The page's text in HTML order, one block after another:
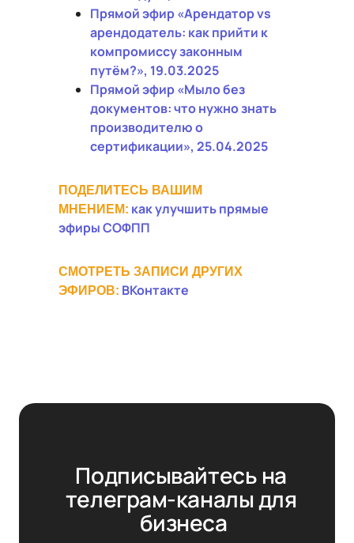
Прямой эфир «Арендатор vs
арендодатель: как прийти к
компромиссу законным
путём?», 19.03.2025
Прямой эфир «Мыло без
документов: что нужно знать
производителю о
сертификации», 25.04.2025
ПОДЕЛИТЕСЬ ВАШИМ
МНЕНИЕМ: как улучшить прямые
эфиры СОФПП
СМОТРЕТЬ ЗАПИСИ ДРУГИХ
ЭФИРОВ: ВКонтакте
Подписывайтесь на
телеграм-каналы для
бизнеса